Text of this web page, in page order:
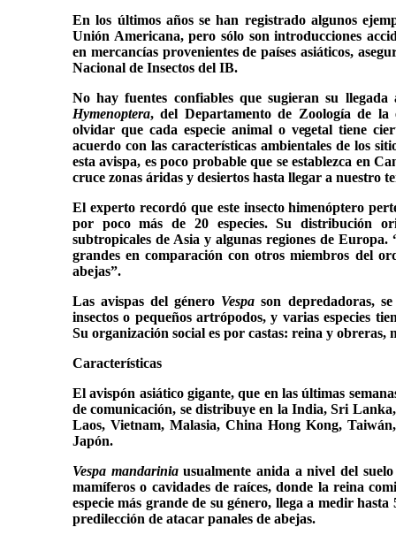
En los últimos años se han registrado algunos
Unión Americana, pero sólo son introducciones
en mercancías provenientes de países asiáticos,
Nacional de Insectos del IB.
No hay fuentes confiables que sugieran su llegada
Hymenoptera, del Departamento de Zoología de la
olvidar que cada especie animal o vegetal tiene
acuerdo con las características ambientales de los
esta avispa, es poco probable que se establezca en
cruce zonas áridas y desiertos hasta llegar a nuestro
El experto recordó que este insecto himenóptero
por poco más de 20 especies. Su distribución
subtropicales de Asia y algunas regiones de Europa.
grandes en comparación con otros miembros del
abejas”.
Las avispas del género Vespa son depredadoras,
insectos o pequeños artrópodos, y varias especies
Su organización social es por castas: reina y obreras,
Características
El avispón asiático gigante, que en las últimas
de comunicación, se distribuye en la India, Sri
Laos, Vietnam, Malasia, China Hong Kong,
Japón.
Vespa mandariniausualmente anida a nivel del
mamíferos o cavidades de raíces, donde la reina
especie más grande de su género, llega a medir
predilección de atacar panales de abejas.